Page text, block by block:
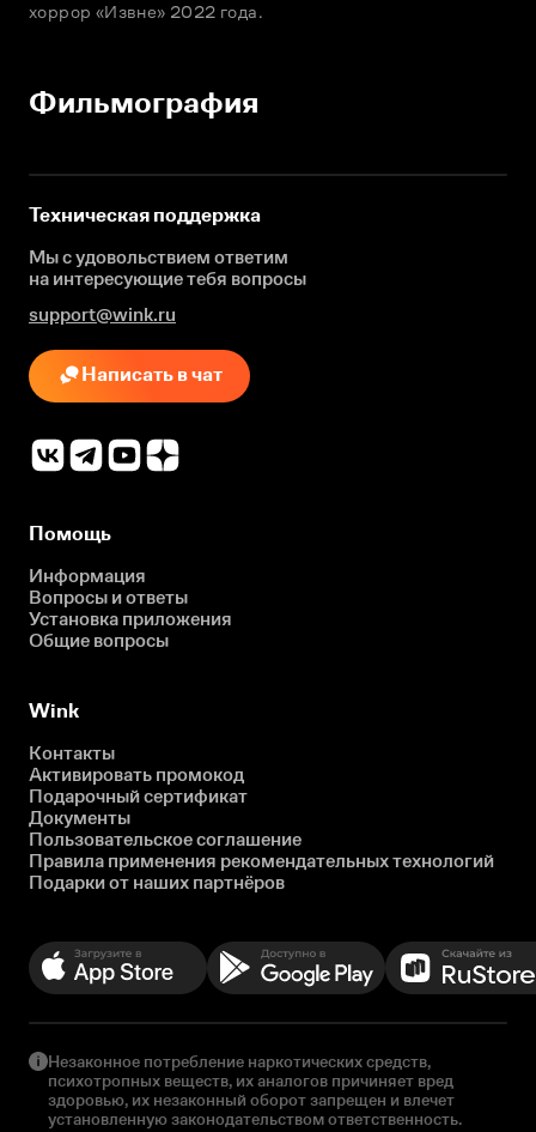
хоррор «Извне» 2022 года.
Фильмография
Техническая поддержка
Мы с удовольствием ответим
на интересующиетебя вопросы
support@wink.ru
Написать в чат
Помощь
Информация
Вопросы и ответы
Установка приложения
Общие вопросы
Wink
Контакты
Активировать промокод
Подарочный сертификат
Документы
Пользовательское соглашение
Правила применения рекомендательных технологий
Подарки от наших партнёров
Незаконное потребление наркотических средств,
психотропных веществ, их аналогов причиняет вред
здоровью, их незаконный оборот запрещен и влечет
установленную законодательством ответственность.